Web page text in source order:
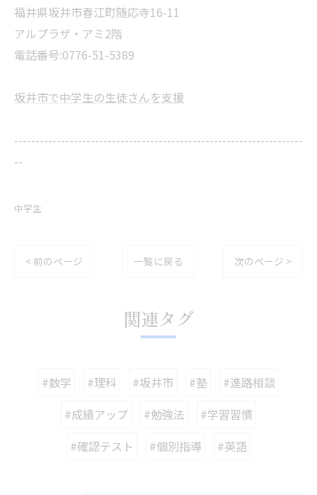
福井県坂井市春江町随応寺16-11
アルプラザ・アミ2階
電話番号:0776-51-5389
坂井市で中学生の生徒さんを支援
--------------------------------------------------------------------
--
中学生
< 前のページ 一覧に戻る 次のページ >
関連タグ
#数学 #理科 #坂井市 #塾
#進路相談
#成績アップ
#勉強法
#学習習慣
#確認テスト
#個別指導 #英語